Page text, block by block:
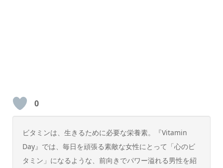
0
ビタミンは、生きるために必要な栄養素。『Vitamin
Day』では、毎日を頑張る素敵な女性にとって「心のビ
タミン」になるような、前向きでパワー溢れる男性を紹